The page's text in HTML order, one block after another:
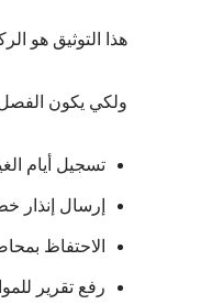
هذا التوثيق هو
ولكي يكون
تسجيل أيام
إرسال إنذار
الاحتفاظ
رفع تقرير